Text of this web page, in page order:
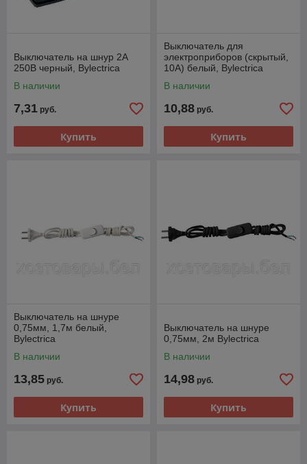
Выключатель на шнур 2А
250В черный, Bylectrica
В наличии
7,31 руб.
Купить
Выключатель для
электроприборов (скрытый,
10А) белый, Bylectrica
В наличии
10,88 руб.
Купить
Выключатель на шнуре
0,75мм, 1,7м белый,
Bylectrica
В наличии
13,85 руб.
Купить
Выключатель на шнуре
0,75мм, 2м Bylectrica
В наличии
14,98 руб.
Купить